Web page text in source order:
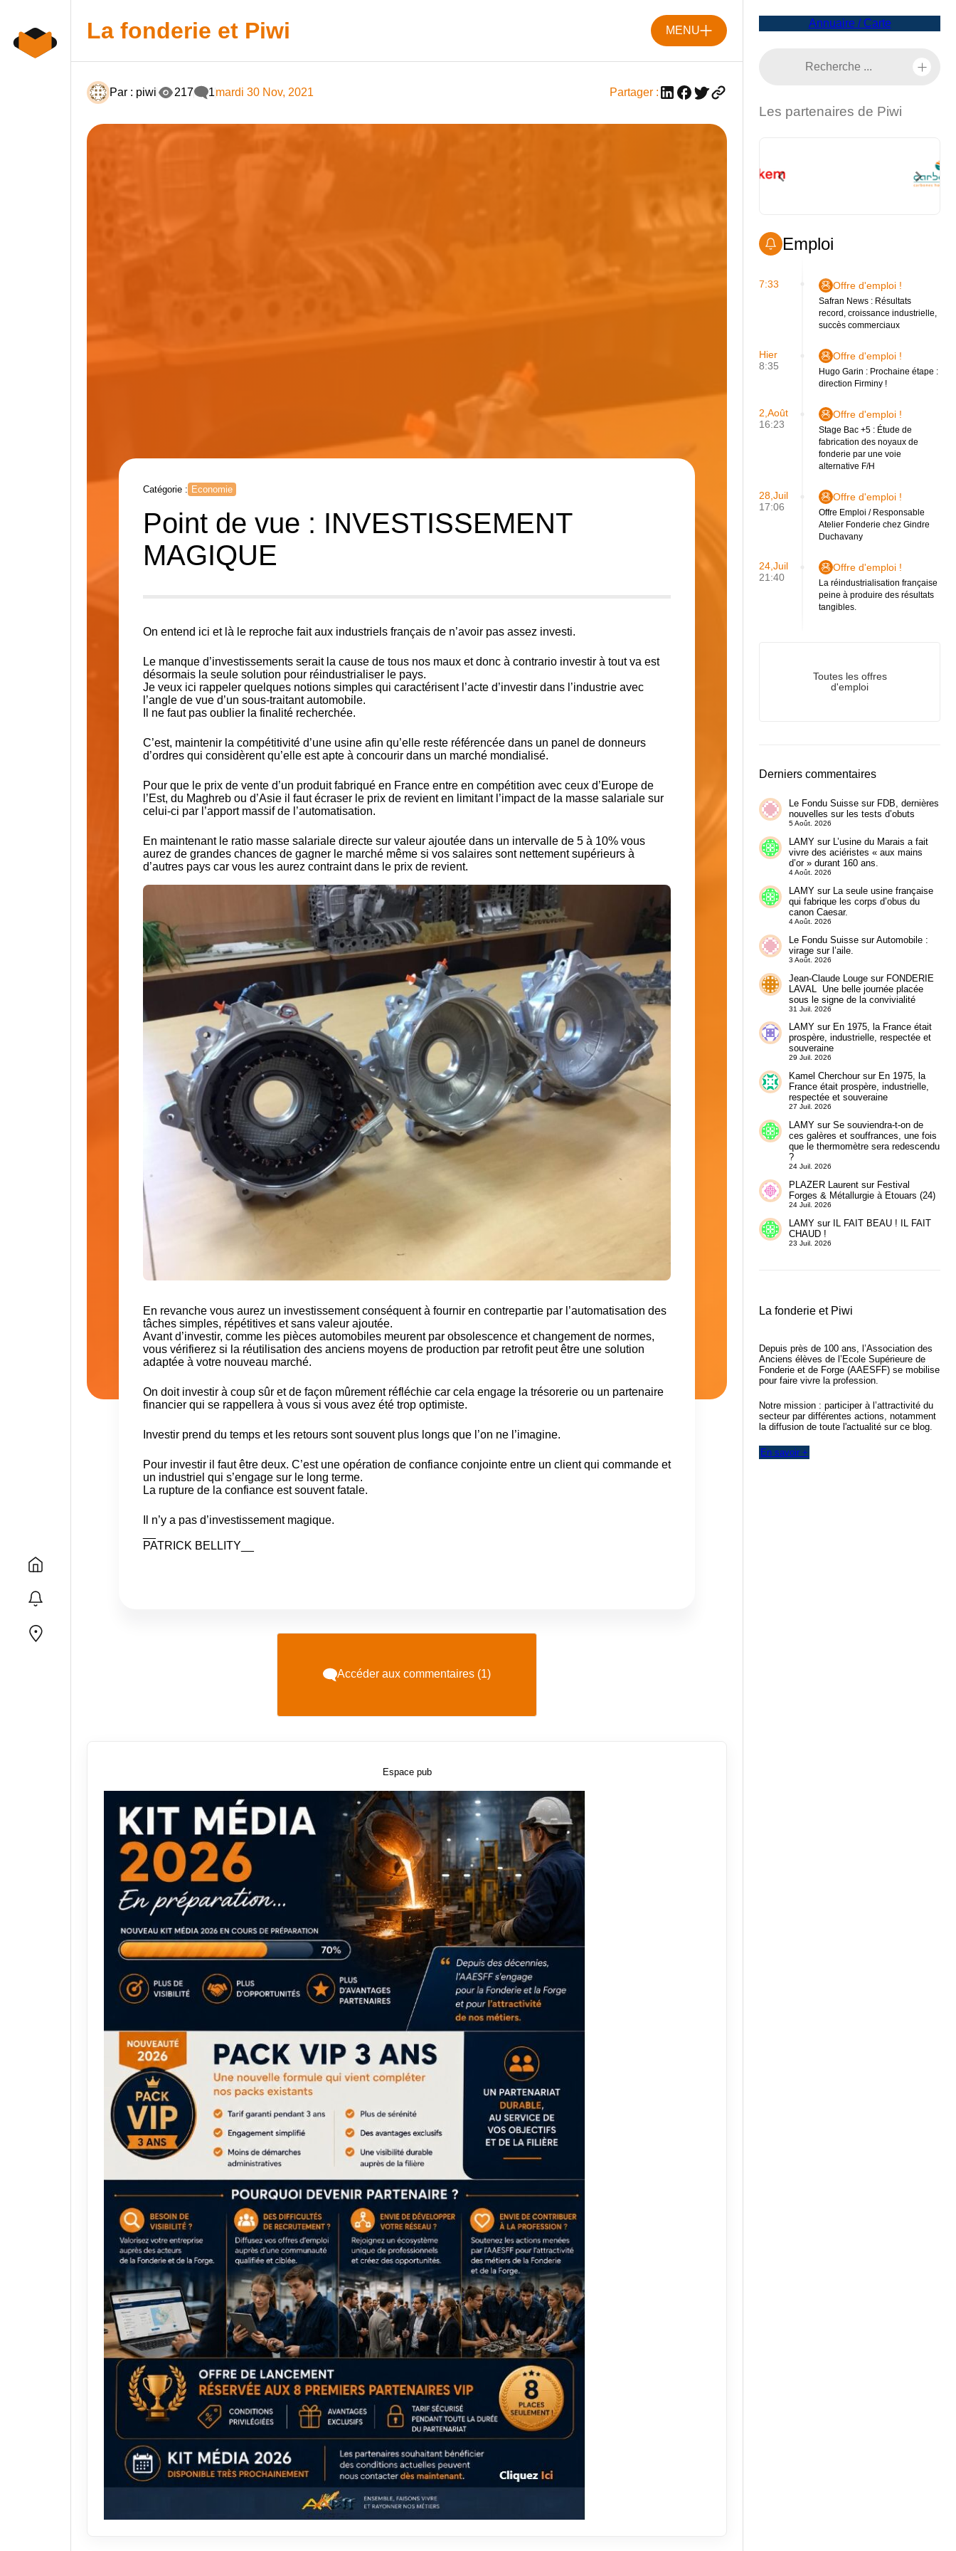
content
La fonderie et Piwi MENU
Par : piwi 217 1mardi 30 Nov, 2021 Partager :
Catégorie : Economie
Point de vue : INVESTISSEMENT
MAGIQUE
On entend ici et là le reproche fait aux industriels français de n’avoir pas assez investi.
Le manque d’investissements serait la cause de tous nos maux et donc à contrario investir à tout va est
désormais la seule solution pour réindustrialiser le pays.
Je veux ici rappeler quelques notions simples qui caractérisent l’acte d’investir dans l’industrie avec
l’angle de vue d’un sous-traitant automobile.
Il ne faut pas oublier la finalité recherchée.
C’est, maintenir la compétitivité d’une usine afin qu’elle reste référencée dans un panel de donneurs
d’ordres qui considèrent qu’elle est apte à concourir dans un marché mondialisé.
Pour que le prix de vente d’un produit fabriqué en France entre en compétition avec ceux d’Europe de
l’Est, du Maghreb ou d’Asie il faut écraser le prix de revient en limitant l’impact de la masse salariale sur
celui-ci par l’apport massif de l’automatisation.
En maintenant le ratio masse salariale directe sur valeur ajoutée dans un intervalle de 5 à 10% vous
aurez de grandes chances de gagner le marché même si vos salaires sont nettement supérieurs à
d’autres pays car vous les aurez contraint dans le prix de revient.
En revanche vous aurez un investissement conséquent à fournir en contrepartie par l’automatisation des
tâches simples, répétitives et sans valeur ajoutée.
Avant d’investir, comme les pièces automobiles meurent par obsolescence et changement de normes,
vous vérifierez si la réutilisation des anciens moyens de production par retrofit peut être une solution
adaptée à votre nouveau marché.
On doit investir à coup sûr et de façon mûrement réfléchie car cela engage la trésorerie ou un partenaire
financier qui se rappellera à vous si vous avez été trop optimiste.
Investir prend du temps et les retours sont souvent plus longs que l’on ne l’imagine.
Pour investir il faut être deux. C’est une opération de confiance conjointe entre un client qui commande et
un industriel qui s’engage sur le long terme.
La rupture de la confiance est souvent fatale.
Il n’y a pas d’investissement magique.
PATRICK BELLITY__
Accéder aux commentaires (1)
Espace pub
Annuaire / Carte
Les partenaires de Piwi
Emploi
7:33 Offre d'emploi !
Safran News : Résultats
record, croissance industrielle,
succès commerciaux
Hier
8:35
Offre d'emploi !
Hugo Garin : Prochaine étape :
direction Firminy !
2,Août
16:23
Offre d'emploi !
Stage Bac +5 : Étude de
fabrication des noyaux de
fonderie par une voie
alternative F/H
28,Juil
17:06
Offre d'emploi !
Offre Emploi / Responsable
Atelier Fonderie chez Gindre
Duchavany
24,Juil
21:40
Offre d'emploi !
La réindustrialisation française
peine à produire des résultats
tangibles.
Toutes les offres
d'emploi
Derniers commentaires
Le Fondu Suissesur FDB, dernières
nouvelles sur les tests d’obuts
5 Août. 2026
LAMYsur L’usine du Marais a fait
vivre des aciéristes « aux mains
d’or » durant 160 ans.
4 Août. 2026
LAMYsur La seule usine française
qui fabrique les corps d’obus du
canon Caesar.
4 Août. 2026
Le Fondu SuissesurAutomobile :
virage sur l’aile.
3 Août. 2026
Jean-Claude Lougesur FONDERIE
LAVAL Une belle journée placée
sous le signe de la convivialité
31 Juil. 2026
LAMYsur En 1975, la France était
prospère, industrielle, respectée et
souveraine
29 Juil. 2026
Kamel Cherchoursur En 1975, la
France était prospère, industrielle,
respectée et souveraine
27 Juil. 2026
LAMYsur Se souviendra-t-on de
ces galères et souffrances, une fois
que le thermomètre sera redescendu
?
24 Juil. 2026
PLAZER Laurentsur Festival
Forges & Métallurgie à Etouars (24)
24 Juil. 2026
LAMYsur IL FAIT BEAU ! IL FAIT
CHAUD !
23 Juil. 2026
La fonderie et Piwi
Depuis près de 100 ans, l’Association des
Anciens élèves de l’Ecole Supérieure de
Fonderie et de Forge (AAESFF) se mobilise
pour faire vivre la profession.
Notre mission : participer à l’attractivité du
secteur par différentes actions, notamment
la diffusion de toute l'actualité sur ce blog.
En savoir +